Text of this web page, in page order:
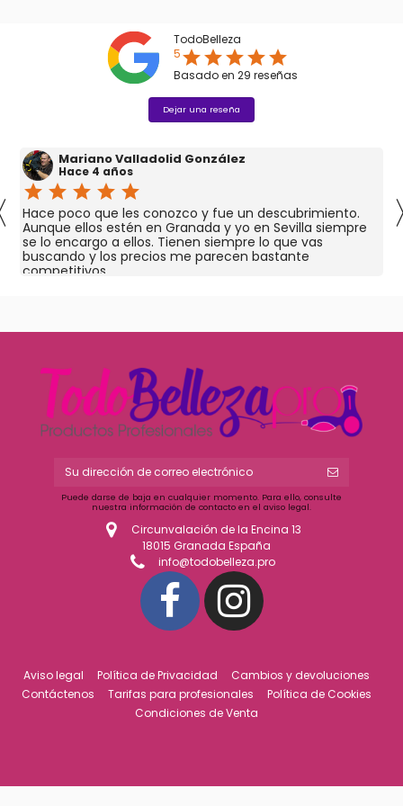
TodoBelleza
5starstarstarstarstar
Basado en 29 reseñas
Dejar una reseña
Mariano Valladolid González
Hace 4 años
star star star star star
Hace poco que les conozco y fue un descubrimiento.
Aunque ellos estén en Granada y yo en Sevilla siempre
se lo encargo a ellos. Tienen siempre lo que vas
buscando y los precios me parecen bastante
competitivos.
Puede darse de baja en cualquier momento. Para ello, consulte
nuestra información de contacto en el aviso legal.
Circunvalación de la Encina 13
18015 Granada España
info@todobelleza.pro
Aviso legal Política de Privacidad
Cambios y devoluciones
Contáctenos
Tarifas para profesionales
Política de Cookies
Condiciones de Venta